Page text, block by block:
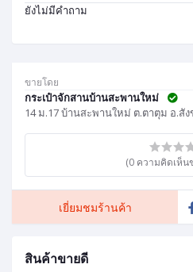
ขายโดย
กระเป๋าจักสานบ้านสะพานใหม่
14 ม.17 บ้านสะพานใหม่ ต.ตาตุม อ.สั
(0 ความคิดเห็น
เยี่ยมชมร้านค้า
สินค้าขายดี
ยังไม่มีคำถาม